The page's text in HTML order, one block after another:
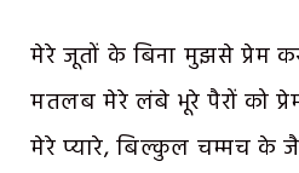
मेरे जूतों के बिना मुझसे प्रेम
मतलब मेरे लंबे भूरे पैरों को
मेरे प्यारे, बिल्कुल चम्मच के